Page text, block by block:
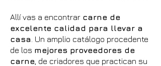
Allí vas a encontrar carne de
excelente calidad para llevar a
casa . Un amplio catálogo procedente
de los mejores proveedores de
carne , de criadores que practican su